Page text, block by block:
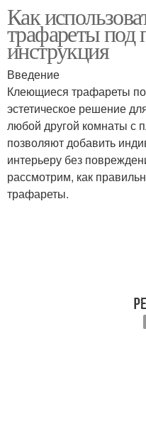
использования
Профессиональные
советы
Основные советы
Как
трафареты под
инструкция
Введение
Клеющиеся трафареты
эстетическое решение
любой другой комнаты с
позволяют добавить
интерьеру без
рассмотрим, как
трафареты.